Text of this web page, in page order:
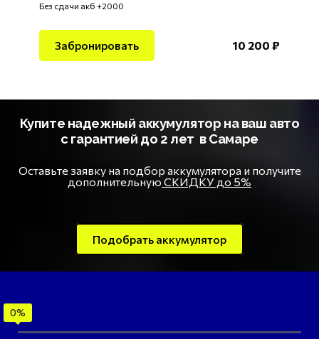
Без сдачи акб +2000
Забронировать 10 200 ₽
Купите надежный аккумулятор на ваш авто
с гарантией до 2 лет в Самаре
Оставьте заявку на подбор аккумулятора и получите
дополнительную СКИДКУ до 5%
Подобрать аккумулятор